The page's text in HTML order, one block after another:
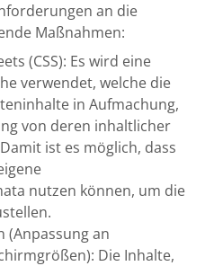
an die
Maßnahmen:
(CSS): Es wird eine
verwendet, welche die
in Aufmachung,
von deren inhaltlicher
ist es möglich, dass
nutzen können, um die
(Anpassung an
Die Inhalte,